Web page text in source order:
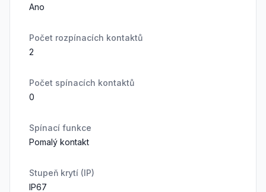
Ano
Počet rozpínacích kontaktů
2
Počet spínacích kontaktů
0
Spínací funkce
Pomalý kontakt
Stupeň krytí (IP)
IP67